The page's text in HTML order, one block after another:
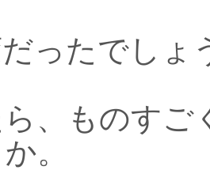
ったでしょ
、ものすご
。